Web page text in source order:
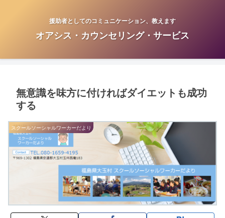
援助者としてのコミュニケーション、教えます
オアシス・カウンセリング・サービス
無意識を味方に付ければダイエットも成功
する
スクールソーシャルワーカーだより